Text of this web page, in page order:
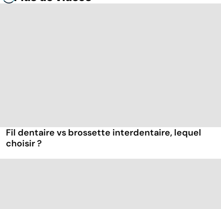
Fil dentaire vs brossette interdentaire, lequel
choisir ?